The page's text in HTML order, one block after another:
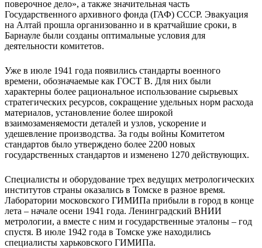
поверочное дело», а также значительная часть
Государственного архивного фонда (ГАФ) СССР. Эвакуация
на Алтай прошла организованно и в кратчайшие сроки, в
Барнауле были созданы оптимальные условия для
деятельности комитетов.
Уже в июле 1941 года появились стандарты военного
времени, обозначаемые как ГОСТ В. Для них были
характерны более рациональное использование сырьевых
стратегических ресурсов, сокращение удельных норм расхода
материалов, установление более широкой
взаимозаменяемости деталей и узлов, ускорение и
удешевление производства. За годы войны Комитетом
стандартов было утверждено более 2200 новых
государственных стандартов и изменено 1270 действующих.
Специалисты и оборудование трех ведущих метрологических
институтов страны оказались в Томске в разное время.
Лаборатории московского ГИМИПа прибыли в город в конце
лета – начале осени 1941 года. Ленинградский ВНИИ
метрологии, а вместе с ним и государственные эталоны – год
спустя. В июле 1942 года в Томске уже находились
специалисты харьковского ГИМИПа.